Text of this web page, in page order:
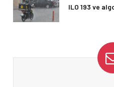
ILO 193 ve